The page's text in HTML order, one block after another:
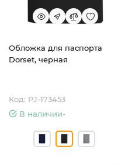
Обложка для паспорта
Dorset, черная
Код: PJ-173453
В наличии-